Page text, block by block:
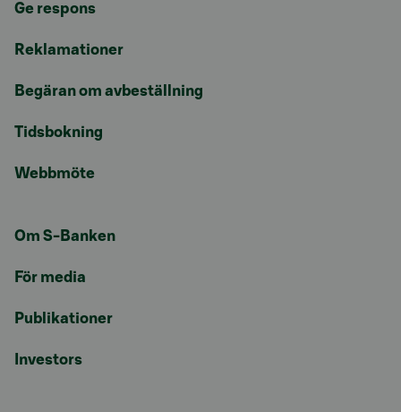
Ge respons
Reklamationer
Begäran om avbeställning
Tidsbokning
Webbmöte
Om S-Banken
För media
Publikationer
Investors